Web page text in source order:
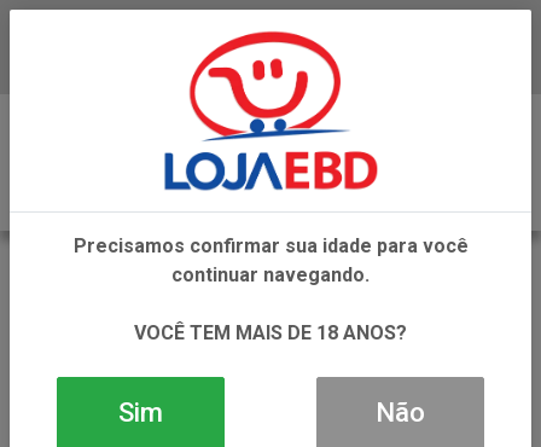
Baixe já nosso APP
DESODORANTES E PERFUMES
DES SPRAY EVEN PRO ALFAZEMA 90ML
Precisamos confirmar sua idade para você
continuar navegando.
VOCÊ TEM MAIS DE 18 ANOS?
Sim Não